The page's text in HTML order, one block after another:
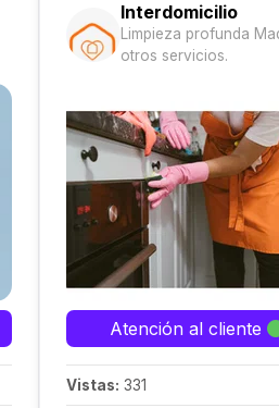
Interdomicilio
Limpieza profunda
otros servicios.
Atención al cliente
Vistas: 331